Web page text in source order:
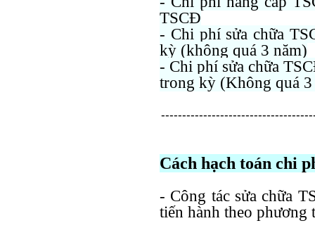
TSCĐ
- Chi phí sửa chữa
kỳ (không quá 3 năm)
- Chi phí sửa chữa
trong kỳ (Không quá 3
Cách hạch toán chi
- Công tác sửa chữa
tiến hành theo phương